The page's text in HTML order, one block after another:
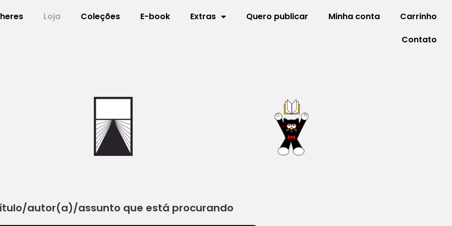
Loja Coleções E-book Extras Quero publicar Minha conta
Carrinho
Contato
autor(a)/assunto que está procurando